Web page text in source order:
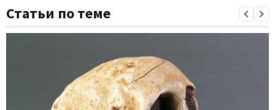
Статьи по теме